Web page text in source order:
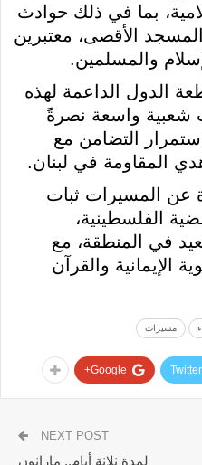
بما في ذلك حوادث
الأقصى، معتبرين
والمسلمين.
الدول الداعمة لهذه
شعبية واسعة نصرةً
التضامن مع
المقاومة في لبنان.
عن المسيرات ثبات
الفلسطينية،
في المنطقة، مع
الإيمانية والقرآن
مسيرات
Twitter
Google+
NEXT POST
لمدة ثلاثة أيام.. ماراثون